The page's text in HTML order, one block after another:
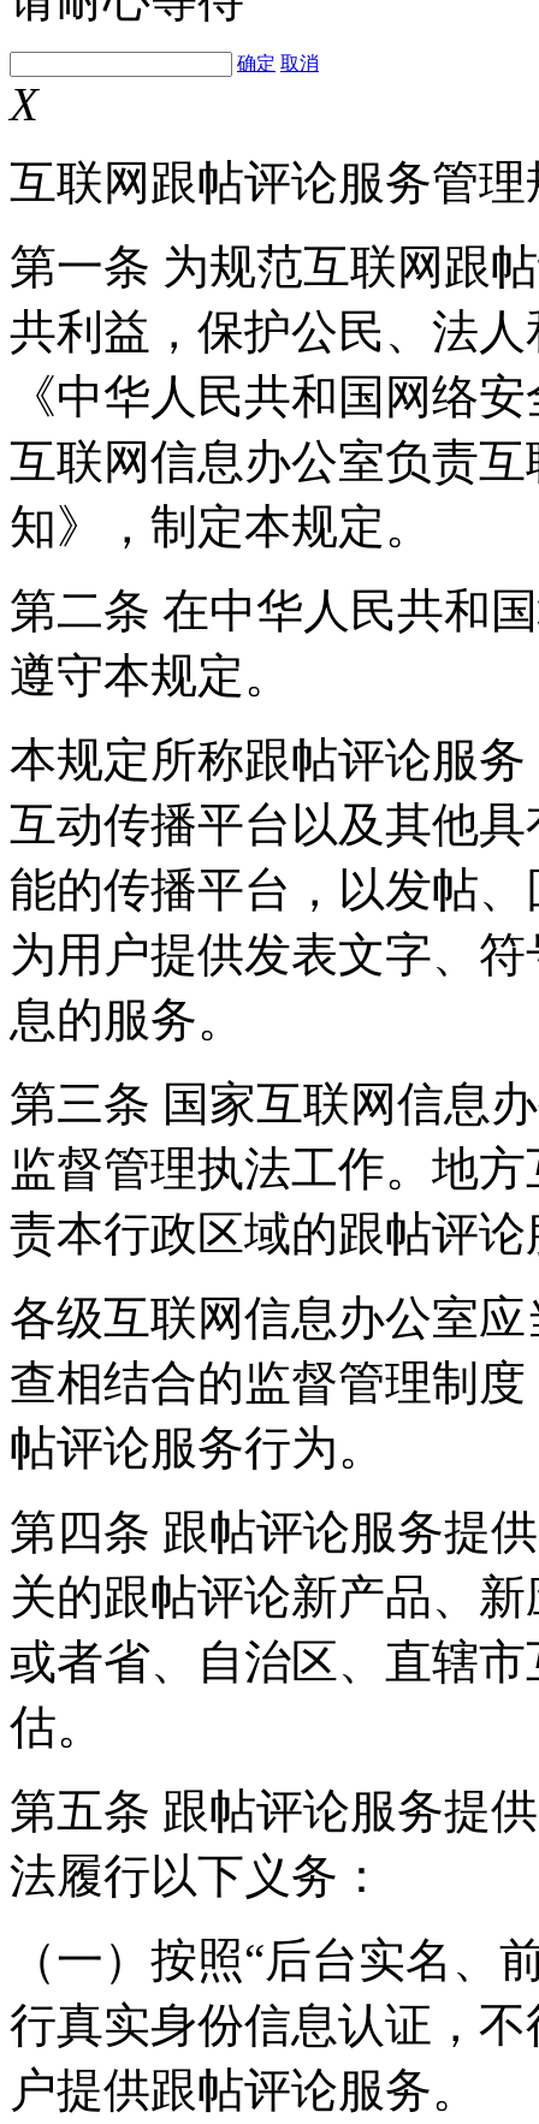
确定 取消
X
互联网跟帖评论服务管理
第一条 为规范互联网跟
共利益，保护公民、法
《中华人民共和国网络
互联网信息办公室负责
知》，制定本规定。
第二条 在中华人民共和
遵守本规定。
本规定所称跟帖评论服
互动传播平台以及其他
能的传播平台，以发帖
为用户提供发表文字、
息的服务。
第三条 国家互联网信息
监督管理执法工作。地
责本行政区域的跟帖评
各级互联网信息办公室
查相结合的监督管理制
帖评论服务行为。
第四条 跟帖评论服务提
关的跟帖评论新产品、
或者省、自治区、直辖
估。
第五条 跟帖评论服务提
法履行以下义务：
（一）按照“后台实名、
行真实身份信息认证，
户提供跟帖评论服务。